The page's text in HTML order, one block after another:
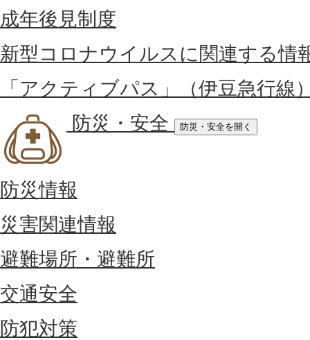
成年後見制度
新型コロナウイルスに関連する情
「アクティブパス」（伊豆急行線
防災・安全
防災・安全を開く
防災情報
災害関連情報
避難場所・避難所
交通安全
防犯対策